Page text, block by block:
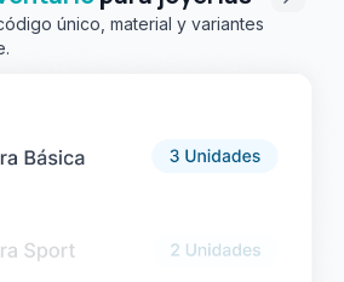
único, material y variantes